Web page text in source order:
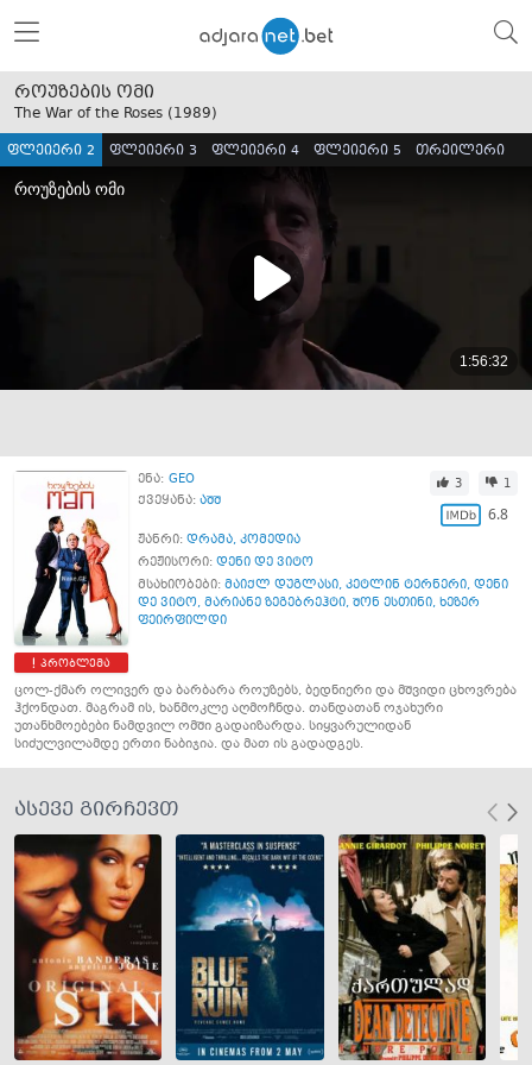
როუზების ომი
The War of the Roses (1989)
ფლეიერი 2 ფლეიერი 3 ფლეიერი 4 ფლეიერი 5 თრეილერი
პრობლემა
ენა: GEO
ქვეყანა: აშშ
3 1
6.8
ჟანრი: დრამა, კომედია
რეჟისორი: დენი დე ვიტო
მსახიობები: მაიქლ დუგლასი, კეტლინ ტერნერი, დენი
დე ვიტო, მარიანე ზეგებრეჰტი, შონ ესთინი, ხეზერ
ფეირფილდი
ცოლ-ქმარ ოლივერ და ბარბარა როუზებს, ბედნიერი და მშვიდი ცხოვრება
ჰქონდათ. მაგრამ ის, ხანმოკლე აღმოჩნდა. თანდათან ოჯახური
უთანხმოებები ნამდვილ ომში გადაიზარდა. სიყვარულიდან
სიძულვილამდე ერთი ნაბიჯია. და მათ ის გადადგეს.
ასევე გირჩევთ